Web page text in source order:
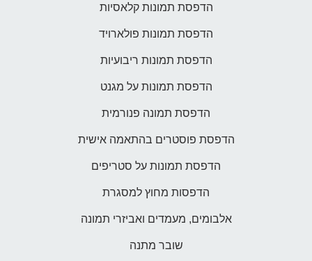
הדפסת תמונות קלאסיות
הדפסת תמונות פולארויד
הדפסת תמונות ריבועיות
הדפסת תמונות על מגנט
הדפסת תמונה פנורמית
הדפסת פוסטרים בהתאמה אישית
הדפסת תמונות על סטריפים
הדפסות מחוץ למסגרת
אלבומים, מעמדים ואביזרי תמונה
שובר מתנה